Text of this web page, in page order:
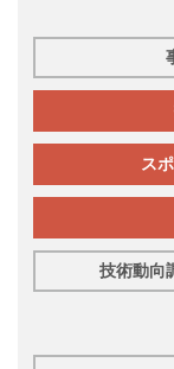
ス
技術動向